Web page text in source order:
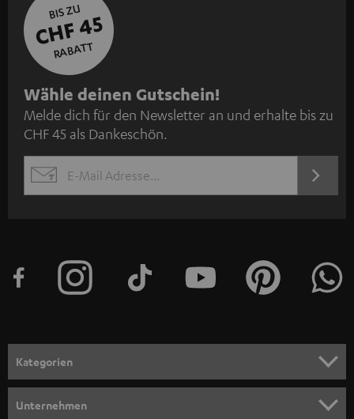
BIS ZU
CHF 45
RABATT
N
e
w
s
l
e
n
m
e
Wähle deinen Gutschein!
Melde dich für den Newsletter an und erhalte bis zu
CHF 45 als Dankeschön.
EMAIL
JETZT
Kategorien
Unternehmen